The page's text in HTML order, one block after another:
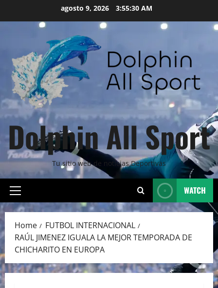
agosto 9, 2026 3:55:31 AM
Dolphin All Sport
Tu sitio web de noticias Deportivas
Primary
Menu
WATCH
Home
FUTBOL INTERNACIONAL
RAÚL JIMENEZ IGUALA LA MEJOR TEMPORADA DE
CHICHARITO EN EUROPA